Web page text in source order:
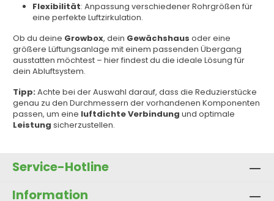
Flexibilität: Anpassung verschiedener Rohrgrößen für
eine perfekte Luftzirkulation.
Ob du deine Growbox, dein Gewächshaus oder eine
größere Lüftungsanlage mit einem passenden Übergang
ausstatten möchtest – hier findest du die ideale Lösung für
dein Abluftsystem.
Tipp:Achte bei der Auswahl darauf, dass die Reduzierstücke
genau zu den Durchmessern der vorhandenen Komponenten
passen, um eine luftdichte Verbindung und optimale
Leistung sicherzustellen.
Service-Hotline
Information